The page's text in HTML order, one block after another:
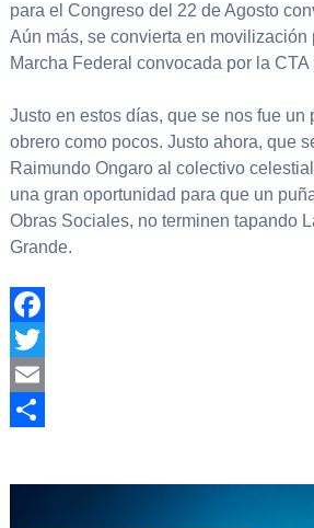
para el Congreso del 22 de Agosto
Aún más, se convierta en movilización
Marcha Federal convocada por la
Justo en estos días, que se nos fue un
obrero como pocos. Justo ahora, que
Raimundo Ongaro al colectivo
una gran oportunidad para que un
Obras Sociales, no terminen tapando
Grande.
Facebook
Twitter
Email